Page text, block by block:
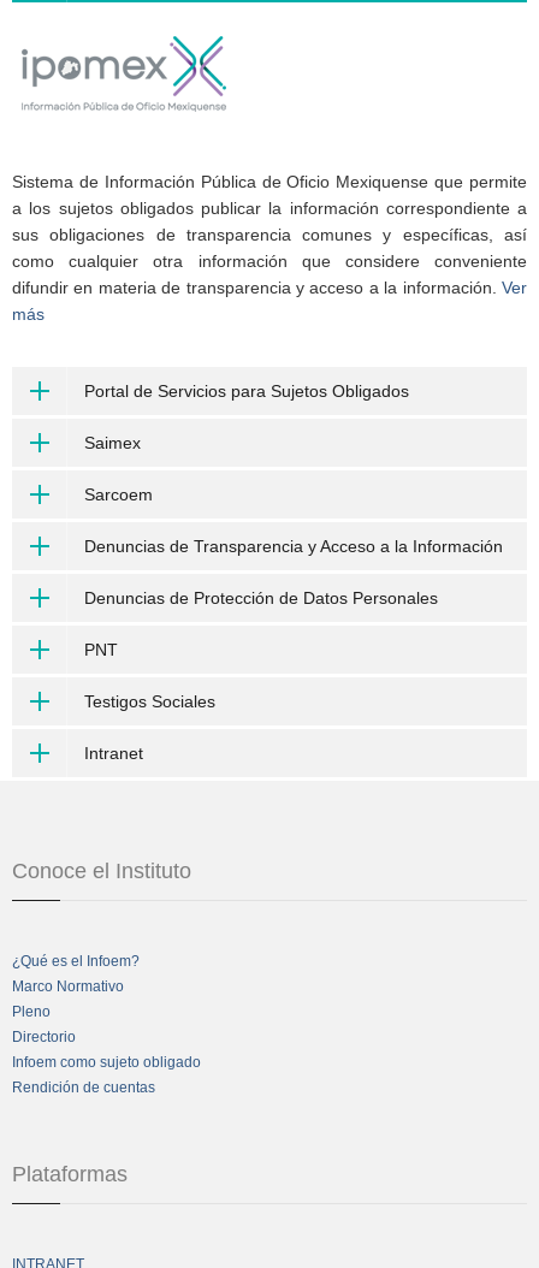
Sistema de Información Pública de Oficio Mexiquense que permite
a los sujetos obligados publicar la información correspondiente a
sus obligaciones de transparencia comunes y específicas, así
como cualquier otra información que considere conveniente
difundir en materia de transparencia y acceso a la información. Ver
más
Portal de Servicios para Sujetos Obligados
Saimex
Sarcoem
Denuncias de Transparencia y Acceso a la Información
Denuncias de Protección de Datos Personales
PNT
Testigos Sociales
Intranet
Conoce el Instituto
¿Qué es el Infoem?
Marco Normativo
Pleno
Directorio
Infoem como sujeto obligado
Rendición de cuentas
Plataformas
INTRANET